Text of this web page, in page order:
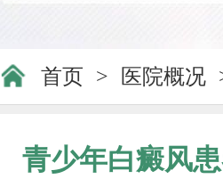
首页 > 医院概况
青少年白癜风